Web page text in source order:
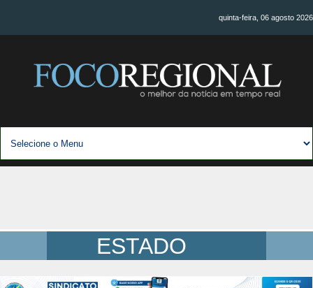
quinta-feira, 06 agosto 2026
ESTADO